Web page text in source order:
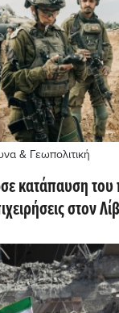
& Γεωπολιτική
κατάπαυση του
στον